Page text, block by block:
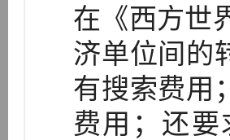
在《西方世
济单位间的
有搜索费用
费用；还